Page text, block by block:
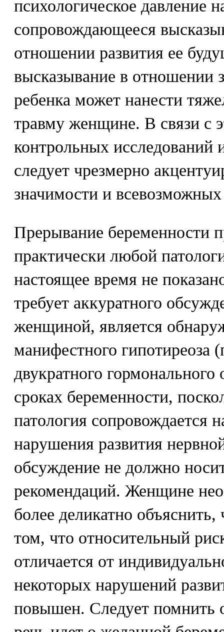
психологическое давление
сопровождающееся
отношении развития ее
высказывание в отношении
ребенка может нанести
травму женщине. В связи с
контрольных исследований
следует чрезмерно
значимости и
Прерывание беременности
практически любой
настоящее время не
требует аккуратного
женщиной, является
манифестного
двукратного
сроках беременности,
патология сопровождается
нарушения развития
обсуждение не должно
рекомендаций. Женщине
более деликатно
том, что относительный
отличается от
некоторых нарушений
повышен. Следует помнить